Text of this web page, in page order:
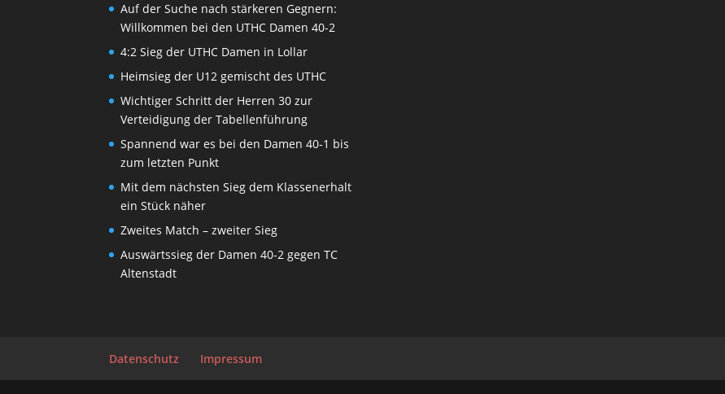
Auf der Suche nach stärkeren Gegnern:
Willkommen bei den UTHC Damen 40-2
4:2 Sieg der UTHC Damen in Lollar
Heimsieg der U12 gemischt des UTHC
Wichtiger Schritt der Herren 30 zur
Verteidigung der Tabellenführung
Spannend war es bei den Damen 40-1 bis
zum letzten Punkt
Mit dem nächsten Sieg dem Klassenerhalt
ein Stück näher
Zweites Match – zweiter Sieg
Auswärtssieg der Damen 40-2 gegen TC
Altenstadt
Datenschutz Impressum